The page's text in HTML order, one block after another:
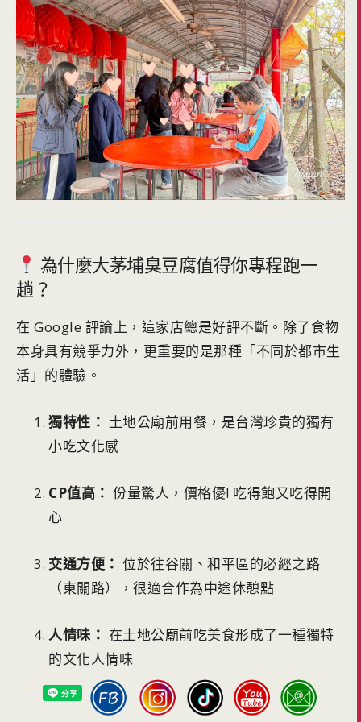
為什麼大茅埔臭豆腐值得你專程跑一
趟？
在 Google 評論上，這家店總是好評不斷。除了食物
本身具有競爭力外，更重要的是那種「不同於都市生
活」的體驗。
獨特性： 土地公廟前用餐，是台灣珍貴的獨有
小吃文化感
CP值高： 份量驚人，價格優! 吃得飽又吃得開
心
交通方便： 位於往谷關、和平區的必經之路
（東關路），很適合作為中途休憩點
人情味： 在土地公廟前吃美食形成了一種獨特
的文化人情味